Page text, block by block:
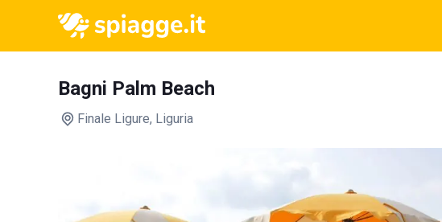
Bagni Palm Beach
Finale Ligure, Liguria